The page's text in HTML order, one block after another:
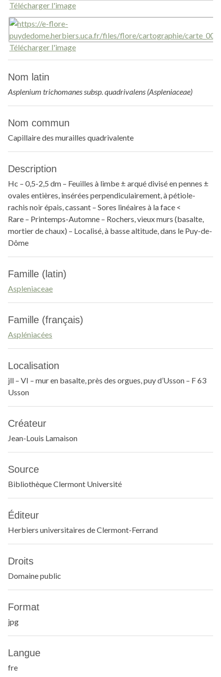
Télécharger l'image
Télécharger l'image
Nom latin
Asplenium trichomanes subsp. quadrivalens (Aspleniaceae)
Nom commun
Capillaire des murailles quadrivalente
Description
Hc – 0,5-2,5 dm – Feuilles à limbe ± arqué divisé en pennes ±
ovales entières, insérées perpendiculairement, à pétiole-
rachis noir épais, cassant – Sores linéaires à la face <
Rare – Printemps-Automne – Rochers, vieux murs (basalte,
mortier de chaux) – Localisé, à basse altitude, dans le Puy-de-
Dôme
Famille (latin)
Aspleniaceae
Famille (français)
Aspléniacées
Localisation
jll – VI – mur en basalte, près des orgues, puy d’Usson – F 63
Usson
Créateur
Jean-Louis Lamaison
Source
Bibliothèque Clermont Université
Éditeur
Herbiers universitaires de Clermont-Ferrand
Droits
Domaine public
Format
jpg
Langue
fre